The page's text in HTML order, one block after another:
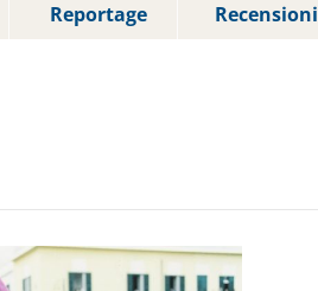
Reportage Recensioni